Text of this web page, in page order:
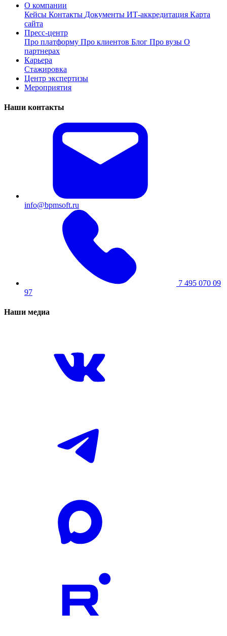
О компании
Кейсы Контакты Документы ИТ-аккредитация Карта
сайта
Пресс-центр
Про платформу Про клиентов Блог Про вузы О
партнерах
Карьера
Стажировка
Центр экспертизы
Мероприятия
Наши контакты
info@bpmsoft.ru
7 495 070 09
97
Наши медиа